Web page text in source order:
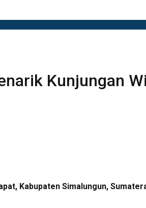
Kunjungan
Kabupaten Simalungun,